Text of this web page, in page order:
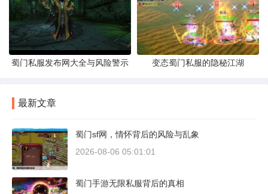
蜀门私服发布网大全与风险警示 变态蜀门私服的隐秘江湖
最新文章
蜀门sf网，情怀背后的风险与乱象
2026-08-06 05:01:01
蜀门手游无限私服背后的真相